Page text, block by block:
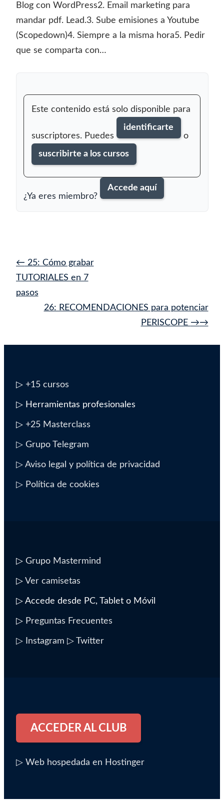
Blog con WordPress2. Email marketing para
mandar pdf. Lead.3. Sube emisiones a Youtube
(Scopedown)4. Siempre a la misma hora5. Pedir
que se comparta con…
Este contenido está solo disponible para
suscriptores. Puedes
identificarte
o
suscribirte a los cursos
¿Ya eres miembro?
Accede aquí
Navegación
de
entrada
← 25: Cómo grabar
TUTORIALES en 7
pasos
26: RECOMENDACIONES para potenciar
PERISCOPE
→
▷ +15 cursos
▷ Herramientas profesionales
▷ +25 Masterclass
▷ Grupo Telegram
▷ Aviso legal y política de privacidad
▷ Política de cookies
▷ Grupo Mastermind
▷ Ver camisetas
▷ Accede desde PC, Tablet o Móvil
▷ Preguntas Frecuentes
▷ Instagram ▷ Twitter
ACCEDER AL CLUB
▷ Web hospedada en Hostinger